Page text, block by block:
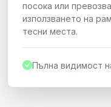
посока или
използването на
тесни места.
Пълна видимост